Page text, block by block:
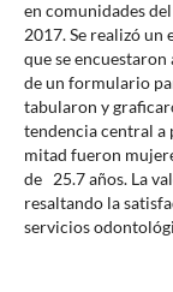
en comunidades
2017. Se realizó
que se
de un formulario
tabularon y
tendencia central a
mitad fueron
de 25.7 años. La
resaltando la
servicios